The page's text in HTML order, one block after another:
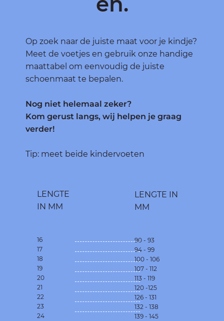
Op zoek naar de juiste maat voor je kindje?
Meet de voetjes en gebruik onze handige
maattabel om eenvoudig de juiste
schoenmaat te bepalen.
Nog niet helemaal zeker?
Kom gerust langs, wij helpen je graag
verder!
Tip: meet beide kindervoeten
LENGTE
IN MM
16
17
18
19
20
21
22
23
24
LENGTE IN
MM
90 - 93
94 - 99
100 - 106
107 - 112
113 - 119
120 -125
126 - 131
132 - 138
139 - 145